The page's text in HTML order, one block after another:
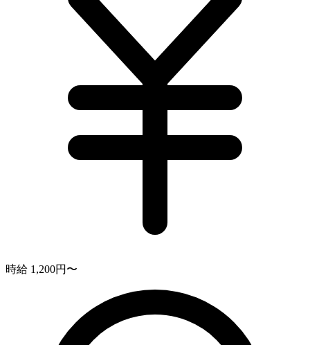
時給 1,200円〜